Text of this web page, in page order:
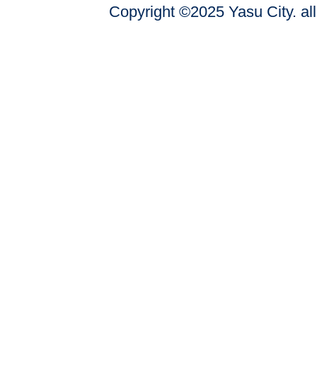
Copyright ©2025 Yasu City.